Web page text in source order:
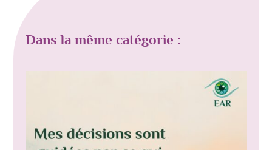
Dans la même catégorie :